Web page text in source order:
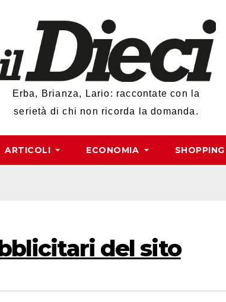
Erba, Brianza, Lario: raccontate con la
serietà di chi non ricorda la domanda.
ARTICOLI ECONOMIA SHOPPING
del sito